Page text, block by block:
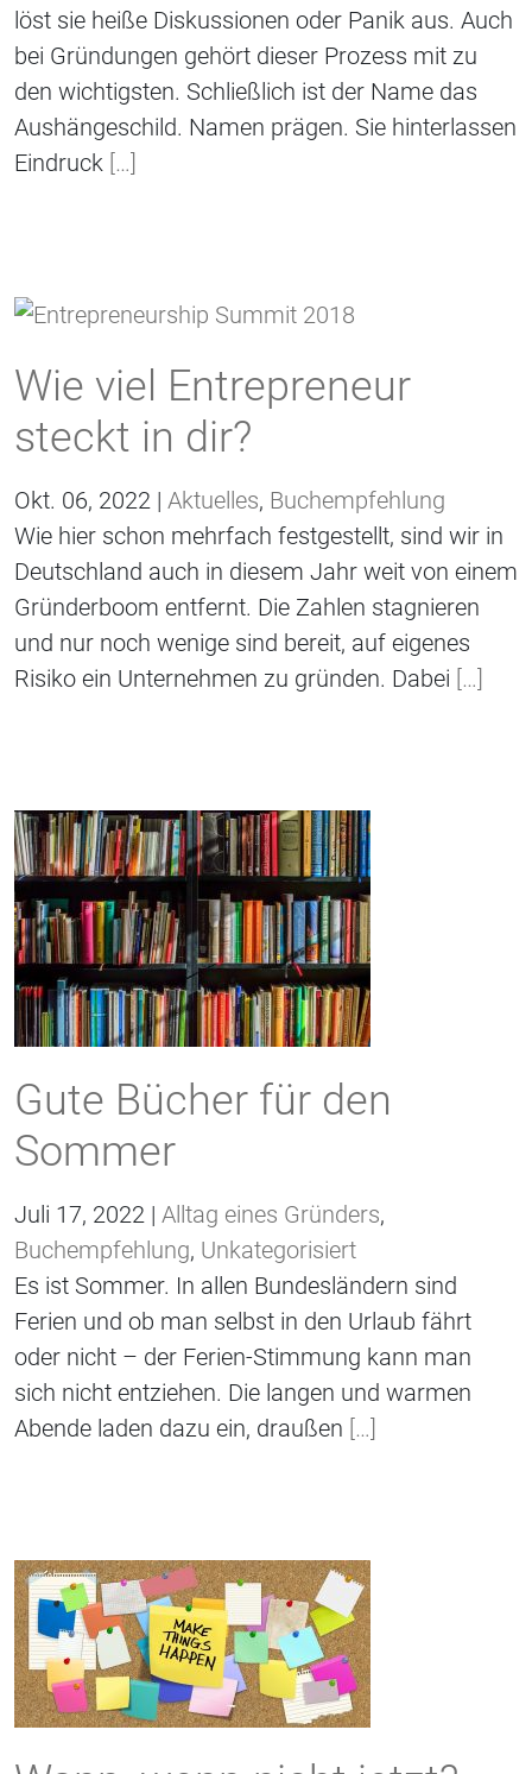
löst sie heiße Diskussionen oder Panik aus. Auch
bei Gründungen gehört dieser Prozess mit zu
den wichtigsten. Schließlich ist der Name das
Aushängeschild. Namen prägen. Sie hinterlassen
Eindruck […]
Wie viel Entrepreneur
steckt in dir?
Okt. 06, 2022 | Aktuelles, Buchempfehlung
Wie hier schon mehrfach festgestellt, sind wir in
Deutschland auch in diesem Jahr weit von einem
Gründerboom entfernt. Die Zahlen stagnieren
und nur noch wenige sind bereit, auf eigenes
Risiko ein Unternehmen zu gründen. Dabei […]
Gute Bücher für den
Sommer
Juli 17, 2022 | Alltag eines Gründers,
Buchempfehlung, Unkategorisiert
Es ist Sommer. In allen Bundesländern sind
Ferien und ob man selbst in den Urlaub fährt
oder nicht – der Ferien-Stimmung kann man
sich nicht entziehen. Die langen und warmen
Abende laden dazu ein, draußen […]